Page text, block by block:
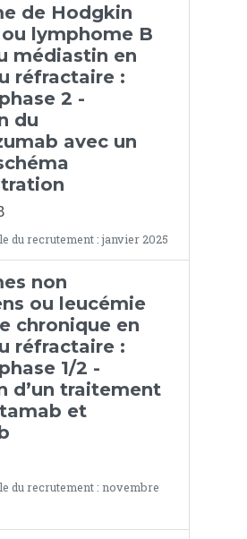
de Hodgkin
lymphome B
médiastin en
réfractaire :
2 -
du
avec un
du recrutement : janvier 2025
non
ou leucémie
chronique en
réfractaire :
1/2 -
d’un traitement
et
du recrutement : novembre